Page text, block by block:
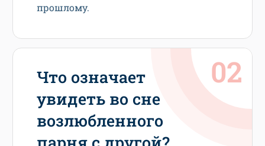
прошлому.
Что означает
увидеть во сне
возлюбленного